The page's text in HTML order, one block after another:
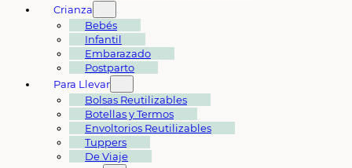
Crianza
Bebés
Infantil
Embarazado
Postparto
Para Llevar
Bolsas Reutilizables
Botellas y Termos
Envoltorios Reutilizables
Tuppers
De Viaje